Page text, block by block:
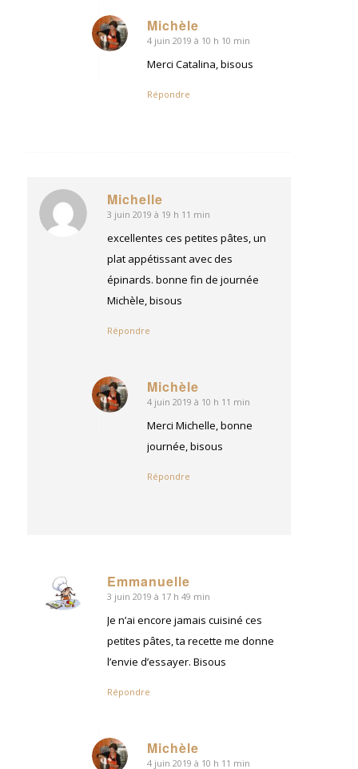
Michèle
dit
4 juin 2019 à 10 h 10 min
Merci Catalina, bisous
Répondre
Michelle
dit
:
3 juin 2019 à 19 h 11 min
excellentes ces petites pâtes, un
plat appétissant avec des
épinards. bonne fin de journée
Michèle, bisous
Répondre
Michèle
dit
4 juin 2019 à 10 h 11 min
Merci Michelle, bonne
journée, bisous
Répondre
Emmanuelle
dit
3 juin 2019 à 17 h 49 min
Je n’ai encore jamais cuisiné ces
petites pâtes, ta recette me donne
l’envie d’essayer. Bisous
Répondre
Michèle
4 juin 2019 à 10 h 11 min